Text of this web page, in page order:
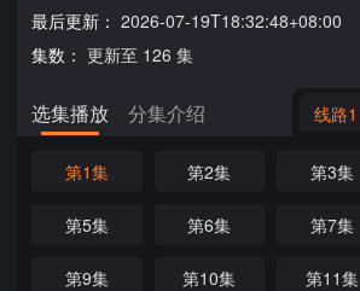
最后更新： 2026-07-19T18:32:48+08:00
集数： 更新至 126 集
选集播放 分集介绍 线路1
第1集 第2集 第3集
第5集 第6集 第7集
第9集 第10集 第11集